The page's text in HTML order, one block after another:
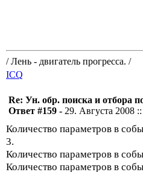
/ Лень - двигатель прогресса. /
ICQ
Re: Ун. обр. поиска и отбора
Ответ #159 - 29. Августа 2008
Количество параметров в
3.
Количество параметров в
Количество параметров в